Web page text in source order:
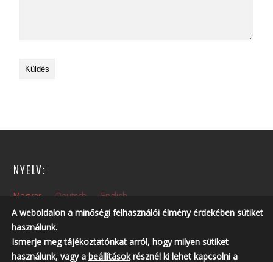
NYELV:
Magyar Deutsch English
NYITVA TARTÁS:
Hétfőtől – Péntekig: 10:00 – 14:00
A weboldalon a minőségi felhasználói élmény érdekében sütiket
használunk.
Ismerje meg tájékoztatónkat arról, hogy milyen sütiket
használunk, vagy a beállításokrésznél ki lehet kapcsolni a